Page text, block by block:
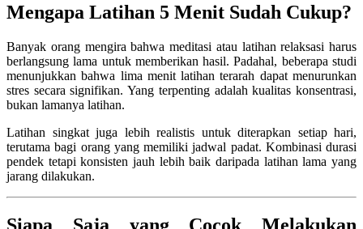
Mengapa Latihan 5 Menit Sudah Cukup?
Banyak orang mengira bahwa meditasi atau latihan relaksasi harus
berlangsung lama untuk memberikan hasil. Padahal, beberapa studi
menunjukkan bahwa lima menit latihan terarah dapat menurunkan
stres secara signifikan. Yang terpenting adalah kualitas konsentrasi,
bukan lamanya latihan.
Latihan singkat juga lebih realistis untuk diterapkan setiap hari,
terutama bagi orang yang memiliki jadwal padat. Kombinasi durasi
pendek tetapi konsisten jauh lebih baik daripada latihan lama yang
jarang dilakukan.
Siapa Saja yang Cocok Melakukan